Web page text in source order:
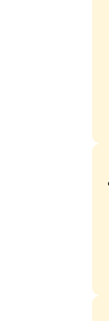
الدكتور فؤاد متحمس كالمعتاد، كل الثقة له بصدق